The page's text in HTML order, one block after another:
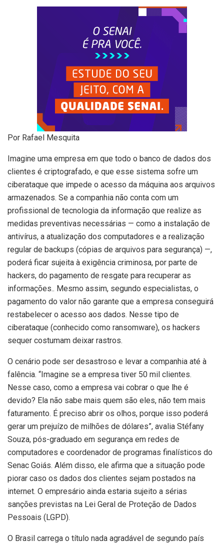
Por Rafael Mesquita
Imagine uma empresa em que todo o banco de dados dos
clientes é criptografado, e que esse sistema sofre um
ciberataque que impede o acesso da máquina aos arquivos
armazenados. Se a companhia não conta com um
profissional de tecnologia da informação que realize as
medidas preventivas necessárias — como a instalação de
antivírus, a atualização dos computadores e a realização
regular de backups (cópias de arquivos para segurança) —,
poderá ficar sujeita à exigência criminosa, por parte de
hackers, do pagamento de resgate para recuperar as
informações.. Mesmo assim, segundo especialistas, o
pagamento do valor não garante que a empresa conseguirá
restabelecer o acesso aos dados. Nesse tipo de
ciberataque (conhecido como ransomware), os hackers
sequer costumam deixar rastros.
O cenário pode ser desastroso e levar a companhia até à
falência. “Imagine se a empresa tiver 50 mil clientes.
Nesse caso, como a empresa vai cobrar o que lhe é
devido? Ela não sabe mais quem são eles, não tem mais
faturamento. É preciso abrir os olhos, porque isso poderá
gerar um prejuízo de milhões de dólares”, avalia Stéfany
Souza, pós-graduado em segurança em redes de
computadores e coordenador de programas finalísticos do
Senac Goiás. Além disso, ele afirma que a situação pode
piorar caso os dados dos clientes sejam postados na
internet. O empresário ainda estaria sujeito a sérias
sanções previstas na Lei Geral de Proteção de Dados
Pessoais (LGPD).
O Brasil carrega o título nada agradável de segundo país